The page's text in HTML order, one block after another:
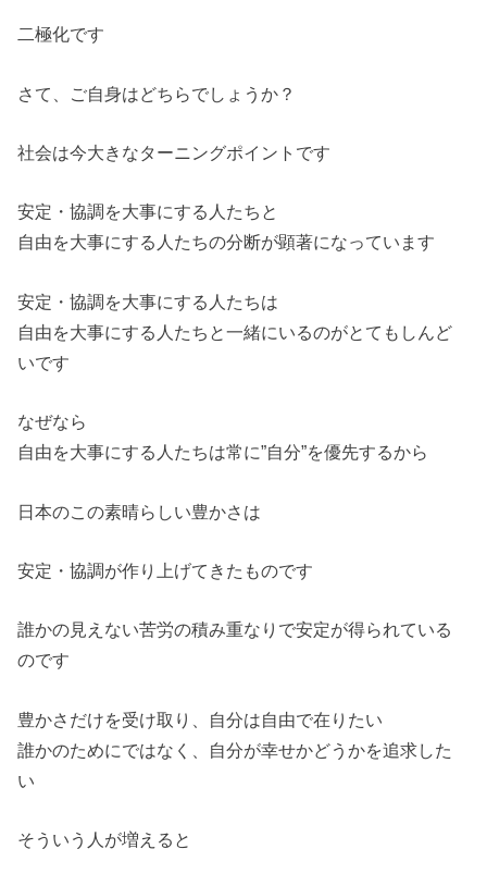
二極化です
さて、ご自身はどちらでしょうか？
社会は今大きなターニングポイントです
安定・協調を大事にする人たちと
自由を大事にする人たちの分断が顕著になっています
安定・協調を大事にする人たちは
自由を大事にする人たちと一緒にいるのがとてもしんど
いです
なぜなら
自由を大事にする人たちは常に”自分”を優先するから
日本のこの素晴らしい豊かさは
安定・協調が作り上げてきたものです
誰かの見えない苦労の積み重なりで安定が得られている
のです
豊かさだけを受け取り、自分は自由で在りたい
誰かのためにではなく、自分が幸せかどうかを追求した
い
そういう人が増えると